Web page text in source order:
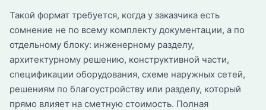
Такой формат требуется, когда у заказчика есть
сомнение не по всему комплекту документации, а по
отдельному блоку: инженерному разделу,
архитектурному решению, конструктивной части,
спецификации оборудования, схеме наружных сетей,
решениям по благоустройству или разделу, который
прямо влияет на сметную стоимость. Полная